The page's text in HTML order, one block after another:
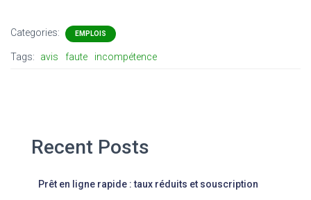
Categories: EMPLOIS
Tags: avis faute incompétence
Recent Posts
Prêt en ligne rapide : taux réduits et souscription